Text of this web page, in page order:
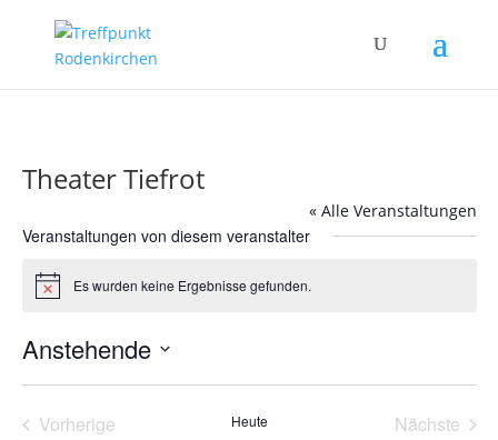
Theater Tiefrot
« Alle Veranstaltungen
Veranstaltungen von diesem veranstalter
HinweisEs wurden keine Ergebnisse gefunden.
Anstehende
Vorherige
Heute
Nächste